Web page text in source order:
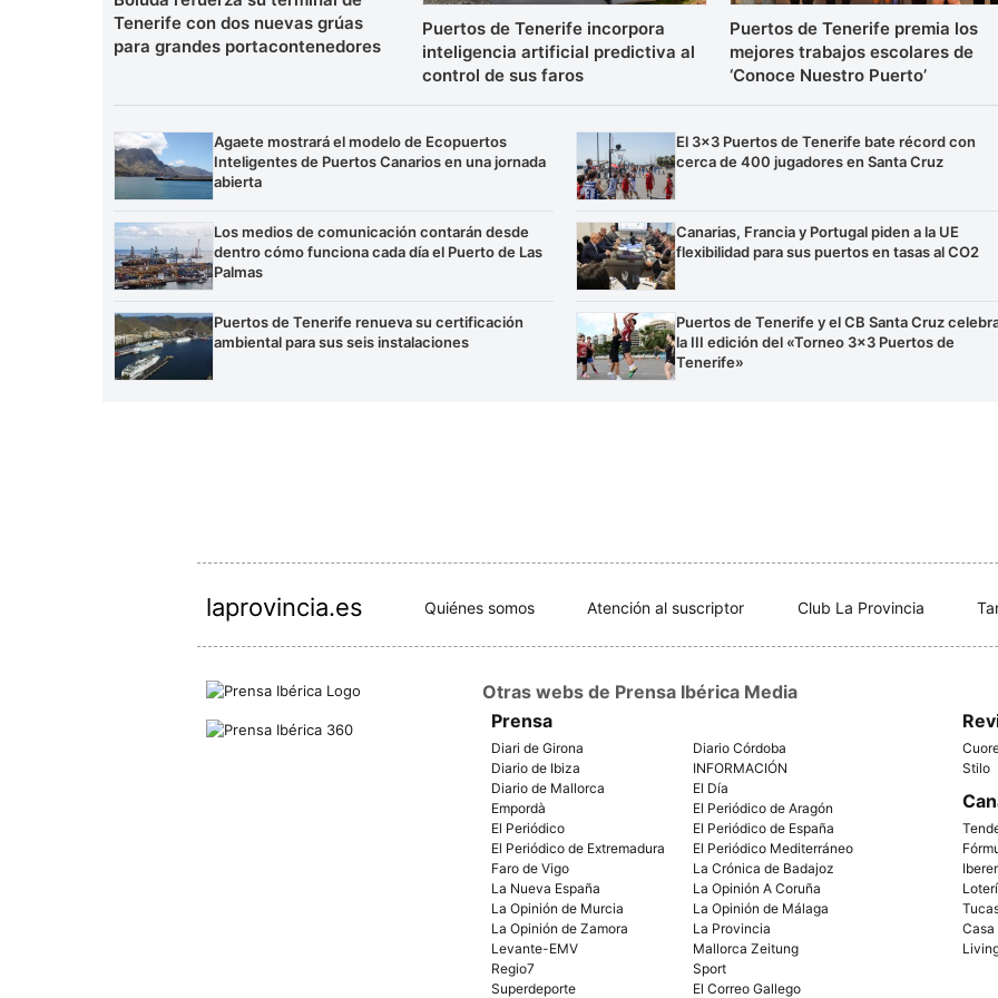
Tenerife con dos nuevas grúas
para grandes portacontenedores
Puertos de Tenerife incorpora
inteligencia artificial predictiva al
control de sus faros
Puertos de Tenerife premia los
mejores trabajos escolares de
‘Conoce Nuestro Puerto’
Agaete mostrará el modelo de Ecopuertos
Inteligentes de Puertos Canarios en una jornada
abierta
Los medios de comunicación contarán desde
dentro cómo funciona cada día el Puerto de Las
Palmas
Puertos de Tenerife renueva su certificación
ambiental para sus seis instalaciones
El 3×3 Puertos de Tenerife bate récord con
cerca de 400 jugadores en Santa Cruz
Canarias, Francia y Portugal piden a la UE
flexibilidad para sus puertos en tasas al CO2
Puertos de Tenerife y el CB Santa Cruz
la III edición del «Torneo 3×3 Puertos de
Tenerife»
laprovincia.es Quiénes somos Atención al suscriptor Club La Provincia
Otras webs de Prensa Ibérica Media
Prensa
Diari de Girona
Diario Córdoba
Diario de Ibiza
INFORMACIÓN
Diario de Mallorca
El Día
Empordà
El Periódico de Aragón
El Periódico
El Periódico de España
El Periódico de Extremadura
El Periódico Mediterráneo
Faro de Vigo
La Crónica de Badajoz
La Nueva España
La Opinión A Coruña
La Opinión de Murcia
La Opinión de Málaga
La Opinión de Zamora
La Provincia
Levante-EMV
Mallorca Zeitung
Regio7
Sport
Superdeporte
El Correo Gallego
Stilo
Casa